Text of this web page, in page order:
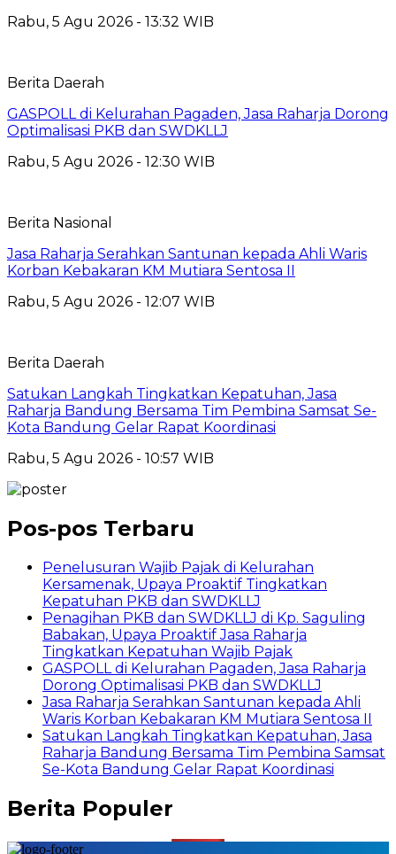
Rabu, 5 Agu 2026 - 13:32 WIB
Berita Daerah
GASPOLL di Kelurahan Pagaden, Jasa Raharja Dorong
Optimalisasi PKB dan SWDKLLJ
Rabu, 5 Agu 2026 - 12:30 WIB
Berita Nasional
Jasa Raharja Serahkan Santunan kepada Ahli Waris
Korban Kebakaran KM Mutiara Sentosa II
Rabu, 5 Agu 2026 - 12:07 WIB
Berita Daerah
Satukan Langkah Tingkatkan Kepatuhan, Jasa
Raharja Bandung Bersama Tim Pembina Samsat Se-
Kota Bandung Gelar Rapat Koordinasi
Rabu, 5 Agu 2026 - 10:57 WIB
Pos-pos Terbaru
Penelusuran Wajib Pajak di Kelurahan
Kersamenak, Upaya Proaktif Tingkatkan
Kepatuhan PKB dan SWDKLLJ
Penagihan PKB dan SWDKLLJ di Kp. Saguling
Babakan, Upaya Proaktif Jasa Raharja
Tingkatkan Kepatuhan Wajib Pajak
GASPOLL di Kelurahan Pagaden, Jasa Raharja
Dorong Optimalisasi PKB dan SWDKLLJ
Jasa Raharja Serahkan Santunan kepada Ahli
Waris Korban Kebakaran KM Mutiara Sentosa II
Satukan Langkah Tingkatkan Kepatuhan, Jasa
Raharja Bandung Bersama Tim Pembina Samsat
Se-Kota Bandung Gelar Rapat Koordinasi
Berita Populer